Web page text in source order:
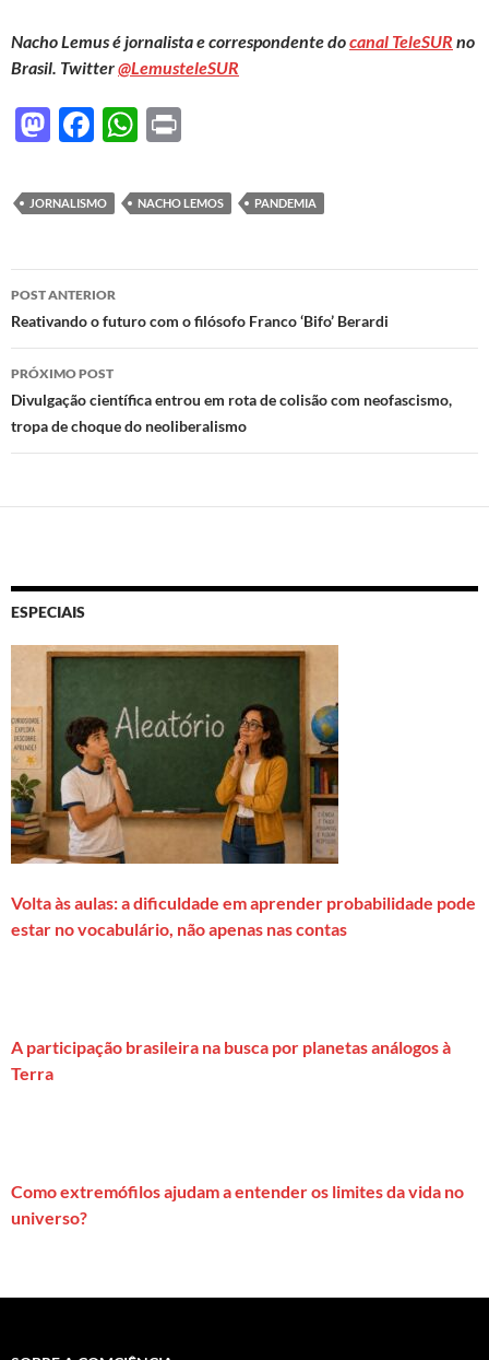
Nacho Lemus é jornalista e correspondente docanal TeleSUR no
Brasil. Twitter@LemusteleSUR
M
to
d
o
n
F
e
b
o
o
k
W
at
s
A
p
nt
JORNALISMO NACHO LEMOS PANDEMIA
Navegação
de
posts
POST ANTERIOR
Reativando o futuro com o filósofo Franco ‘Bifo’ Berardi
PRÓXIMO POST
Divulgação científica entrou em rota de colisão com neofascismo,
tropa de choque do neoliberalismo
ESPECIAIS
Volta às aulas: a dificuldade em aprender probabilidade pode
estar no vocabulário, não apenas nas contas
A participação brasileira na busca por planetas análogos à
Terra
Como extremófilos ajudam a entender os limites da vida no
universo?